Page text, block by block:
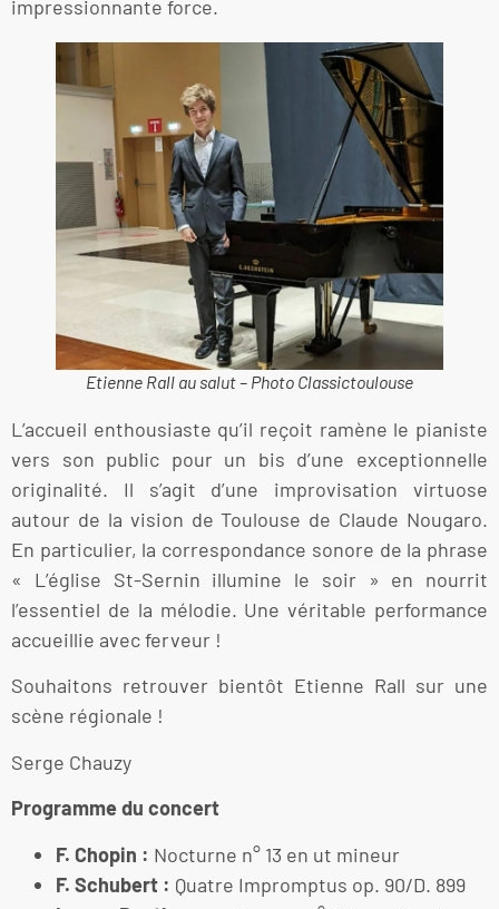
impressionnante force.
Etienne Rall au salut – Photo Classictoulouse
L’accueil enthousiaste qu’il reçoit ramène le pianiste
vers son public pour un bis d’une exceptionnelle
originalité. Il s’agit d’une improvisation virtuose
autour de la vision de Toulouse de Claude Nougaro.
En particulier, la correspondance sonore de la phrase
« L’église St-Sernin illumine le soir » en nourrit
l’essentiel de la mélodie. Une véritable performance
accueillie avec ferveur !
Souhaitons retrouver bientôt Etienne Rall sur une
scène régionale !
Serge Chauzy
Programme du concert
F. Chopin : Nocturne n° 13 en ut mineur
F. Schubert : Quatre Impromptus op. 90/D. 899